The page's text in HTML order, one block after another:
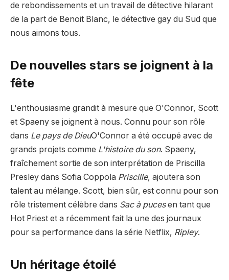
de rebondissements et un travail de détective hilarant
de la part de Benoit Blanc, le détective gay du Sud que
nous aimons tous.
De nouvelles stars se joignent à la
fête
L'enthousiasme grandit à mesure que O'Connor, Scott
et Spaeny se joignent à nous. Connu pour son rôle
dans Le pays de DieuO'Connor a été occupé avec de
grands projets comme L'histoire du son. Spaeny,
fraîchement sortie de son interprétation de Priscilla
Presley dans Sofia Coppola Priscille, ajoutera son
talent au mélange. Scott, bien sûr, est connu pour son
rôle tristement célèbre dans Sac à pucesen tant que
Hot Priest et a récemment fait la une des journaux
pour sa performance dans la série Netflix, Ripley.
Un héritage étoilé